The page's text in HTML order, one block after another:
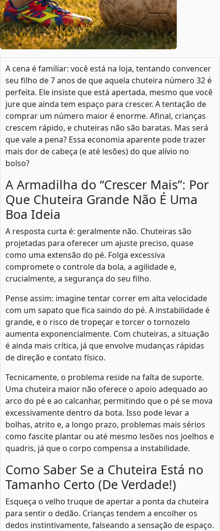
A cena é familiar: você está na loja, tentando convencer
seu filho de 7 anos de que aquela chuteira número 32 é
perfeita. Ele insiste que está apertada, mesmo que você
jure que ainda tem espaço para crescer. A tentação de
comprar um número maior é enorme. Afinal, crianças
crescem rápido, e chuteiras não são baratas. Mas será
que vale a pena? Essa economia aparente pode trazer
mais dor de cabeça (e até lesões) do que alívio no
bolso?
A Armadilha do “Crescer Mais”: Por
Que Chuteira Grande Não É Uma
Boa Ideia
A resposta curta é: geralmente não. Chuteiras são
projetadas para oferecer um ajuste preciso, quase
como uma extensão do pé. Folga excessiva
compromete o controle da bola, a agilidade e,
crucialmente, a segurança do seu filho.
Pense assim: imagine tentar correr em alta velocidade
com um sapato que fica saindo do pé. A instabilidade é
grande, e o risco de tropeçar e torcer o tornozelo
aumenta exponencialmente. Com chuteiras, a situação
é ainda mais crítica, já que envolve mudanças rápidas
de direção e contato físico.
Tecnicamente, o problema reside na falta de suporte.
Uma chuteira maior não oferece o apoio adequado ao
arco do pé e ao calcanhar, permitindo que o pé se mova
excessivamente dentro da bota. Isso pode levar a
bolhas, atrito e, a longo prazo, problemas mais sérios
como fascite plantar ou até mesmo lesões nos joelhos e
quadris, já que o corpo compensa a instabilidade.
Como Saber Se a Chuteira Está no
Tamanho Certo (De Verdade!)
Esqueça o velho truque de apertar a ponta da chuteira
para sentir o dedão. Crianças tendem a encolher os
dedos instintivamente, falseando a sensação de espaço.